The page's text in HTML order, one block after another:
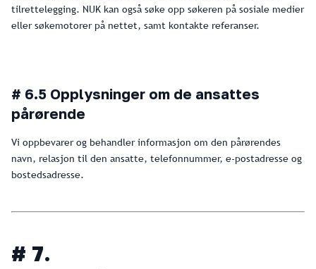
tilrettelegging. NUK kan også søke opp søkeren på sosiale medier
eller søkemotorer på nettet, samt kontakte referanser.
# 6.5 Opplysninger om de ansattes
pårørende
Vi oppbevarer og behandler informasjon om den pårørendes
navn, relasjon til den ansatte, telefonnummer, e-postadresse og
bostedsadresse.
# 7.